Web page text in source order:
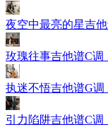
夜空中最亮的星吉
玫瑰往事吉他谱C
执迷不悟吉他谱G调
引力陷阱吉他谱C调